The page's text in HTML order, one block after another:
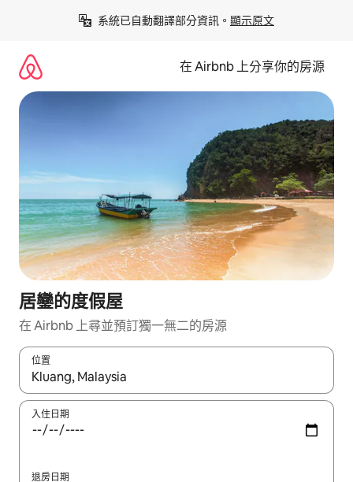
系統已自動翻譯部分資訊。 顯示原文
在 Airbnb 上分享你的房源
居鑾的度假屋
在 Airbnb 上尋並預訂獨一無二的房源
位置
如有搜尋結果，瀏覽內容時請使用上下箭頭，或輕點、滑動裝置。
入住日期
退房日期